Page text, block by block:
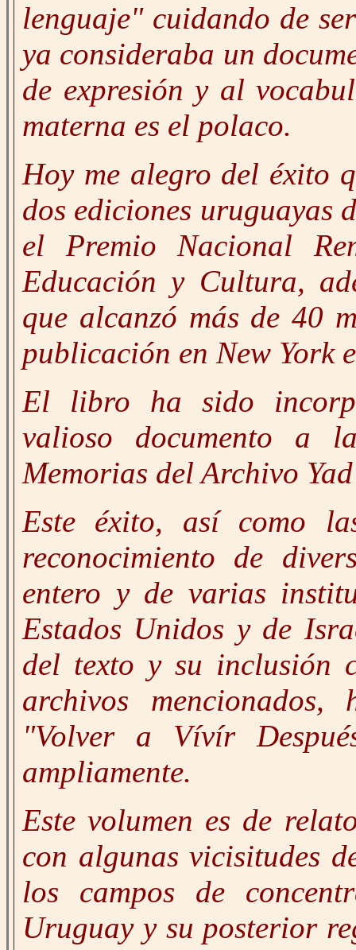
lenguaje" cuidando de
ya consideraba un
de expresión y al
materna es el polaco.
Hoy me alegro del éxito
dos ediciones uruguayas
el Premio Nacional
Educación y Cultura,
que alcanzó más de 40
publicación en New York
El libro ha sido
valioso documento a
Memorias del Archivo
Este éxito, así como
reconocimiento de
entero y de varias
Estados Unidos y de
del texto y su inclusión
archivos
"Volver a Vívír
ampliamente.
Este volumen es de
con algunas vicisitudes
los campos de
Uruguay y su posterior